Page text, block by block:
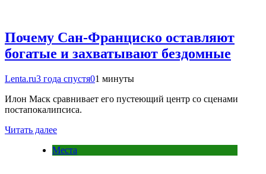
Почему Сан-Франциско оставляют
богатые и захватывают бездомные
Lenta.ru3 года спустя01 минуты
Илон Маск сравнивает его пустеющий центр со сценами
постапокалипсиса.
Читать далее
Места